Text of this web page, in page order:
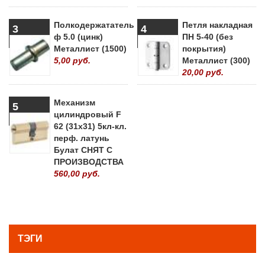
3
Полкодержататель
ф 5.0 (цинк)
Металлист (1500)
5,00 руб.
4
Петля накладная
ПН 5-40 (без
покрытия)
Металлист (300)
20,00 руб.
5
Механизм
цилиндровый F
62 (31х31) 5кл-кл.
перф. латунь
Булат СНЯТ С
ПРОИЗВОДСТВА
560,00 руб.
ТЭГИ